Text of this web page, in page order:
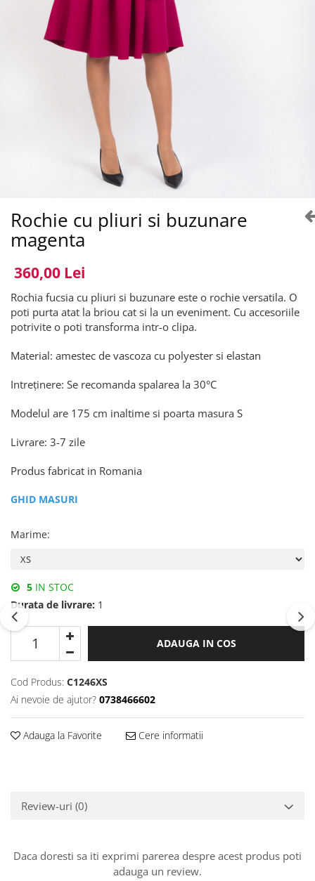
Rochie cu pliuri si buzunare
magenta
360,00 Lei
Rochia fucsia cu pliuri si buzunare este o rochie versatila. O
poti purta atat la briou cat si la un eveniment. Cu accesoriile
potrivite o poti transforma intr-o clipa.
Material: amestec de vascoza cu polyester si elastan
Intreținere: Se recomanda spalarea la 30°C
Modelul are 175 cm inaltime si poarta masura S
Livrare: 3-7 zile
Produs fabricat in Romania
GHID MASURI
Marime:
5 IN STOC
Durata de livrare: 1
ADAUGA IN COS
Cod Produs: C1246XS
Ai nevoie de ajutor? 0738466602
Adauga la Favorite Cere informatii
Review-uri (0)
Daca doresti sa iti exprimi parerea despre acest produs poti
adauga un review.